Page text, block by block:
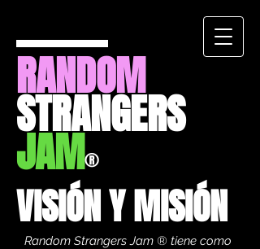
RANDOM
STRANGERS
JAM®
VISIÓN Y MISIÓN
Random Strangers Jam ® tiene como